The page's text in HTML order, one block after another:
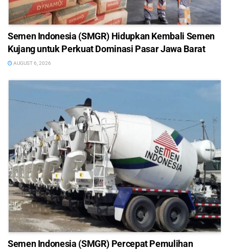
Semen Indonesia (SMGR) Hidupkan Kembali Semen
Kujang untuk Perkuat Dominasi Pasar Jawa Barat
AUGUST 6, 2026
Semen Indonesia (SMGR) Percepat Pemulihan